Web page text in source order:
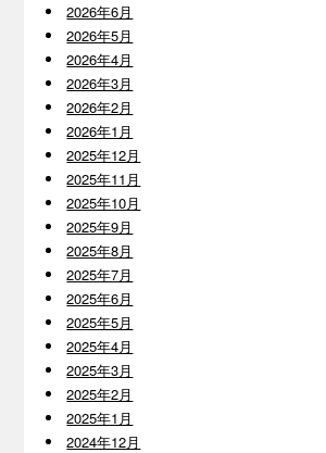
2026年6月
2026年5月
2026年4月
2026年3月
2026年2月
2026年1月
2025年12月
2025年11月
2025年10月
2025年9月
2025年8月
2025年7月
2025年6月
2025年5月
2025年4月
2025年3月
2025年2月
2025年1月
2024年12月